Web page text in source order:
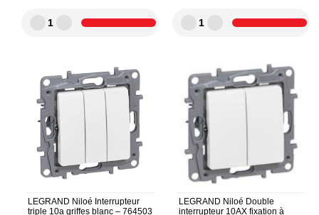
1 1
LEGRAND Niloé Interrupteur
triple 10a griffes blanc – 764503
LEGRAND Niloé Double
interrupteur 10AX fixation à